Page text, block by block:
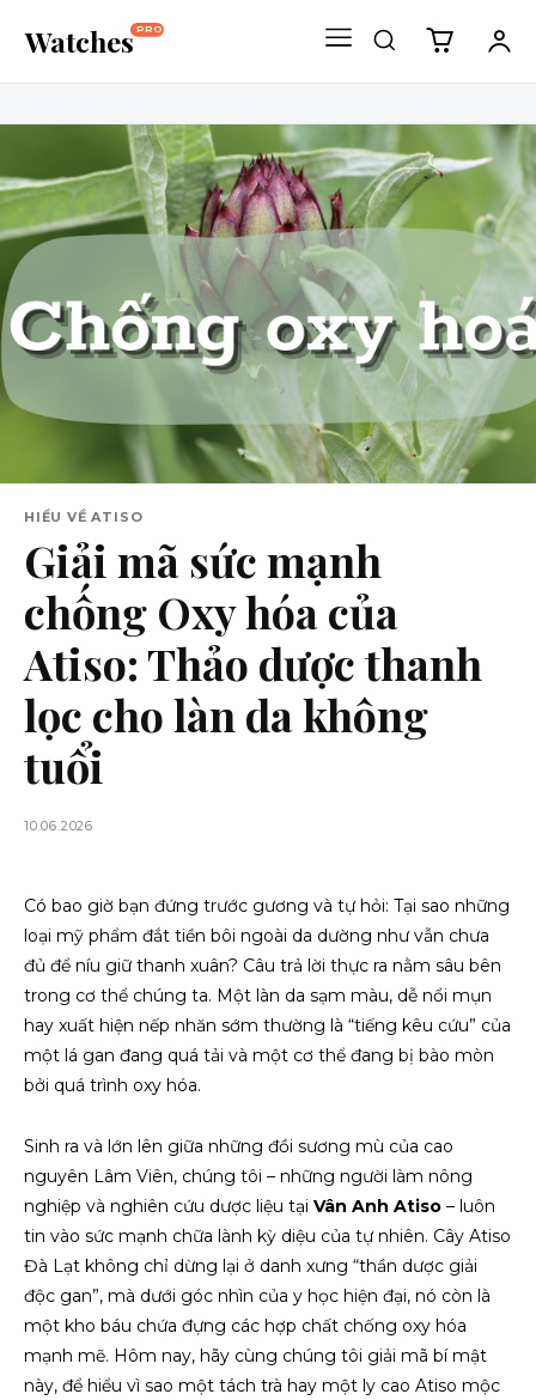
Watches PRO
HIỂU VỀ ATISO
Giải mã sức mạnh
chống Oxy hóa của
Atiso: Thảo dược thanh
lọc cho làn da không
tuổi
10.06.2026
Có bao giờ bạn đứng trước gương và tự hỏi: Tại sao những
loại mỹ phẩm đắt tiền bôi ngoài da dường như vẫn chưa
đủ để níu giữ thanh xuân? Câu trả lời thực ra nằm sâu bên
trong cơ thể chúng ta. Một làn da sạm màu, dễ nổi mụn
hay xuất hiện nếp nhăn sớm thường là “tiếng kêu cứu” của
một lá gan đang quá tải và một cơ thể đang bị bào mòn
bởi quá trình oxy hóa.
Sinh ra và lớn lên giữa những đồi sương mù của cao
nguyên Lâm Viên, chúng tôi – những người làm nông
nghiệp và nghiên cứu dược liệu tại Vân Anh Atiso – luôn
tin vào sức mạnh chữa lành kỳ diệu của tự nhiên. Cây Atiso
Đà Lạt không chỉ dừng lại ở danh xưng “thần dược giải
độc gan”, mà dưới góc nhìn của y học hiện đại, nó còn là
một kho báu chứa đựng các hợp chất chống oxy hóa
mạnh mẽ. Hôm nay, hãy cùng chúng tôi giải mã bí mật
này, để hiểu vì sao một tách trà hay một ly cao Atiso mộc